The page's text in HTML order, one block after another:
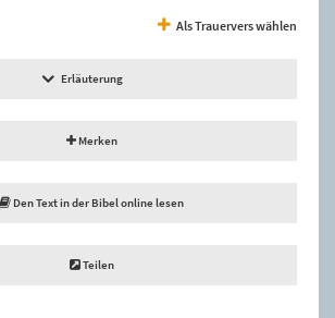
Als Trauervers wählen
Erläuterung
Merken
Den Text in der Bibel online lesen
Teilen